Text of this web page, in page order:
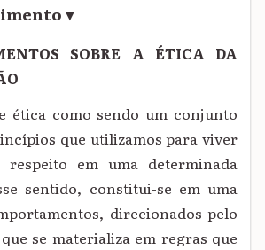
▾
SOBRE A ÉTICA DA
ética como sendo um conjunto
que utilizamos para viver
em uma determinada
sentido, constitui-se em uma
direcionados pelo
se materializa em regras que